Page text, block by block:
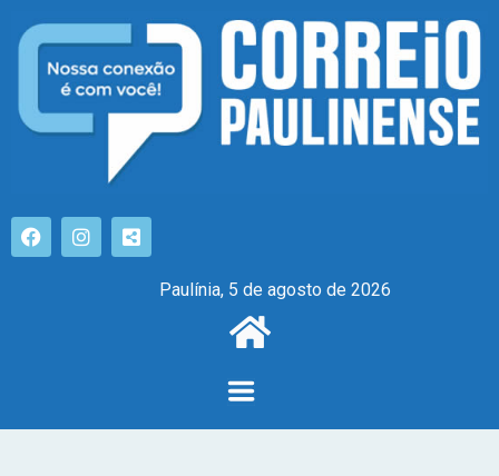
Paulínia, 5 de agosto de 2026